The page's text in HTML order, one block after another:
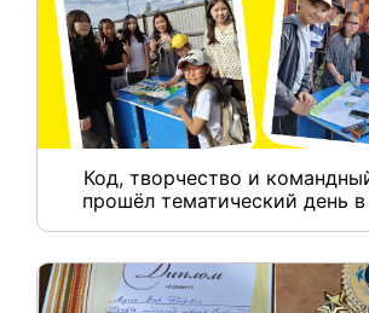
Код, творчество и
прошёл тематический день в